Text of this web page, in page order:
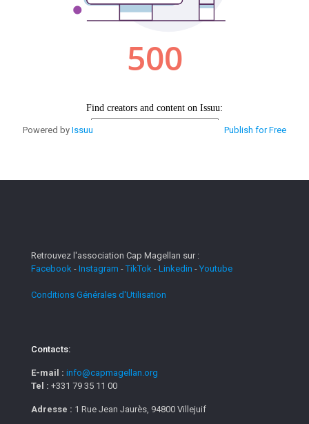
Powered by Issuu Publish for Free
Retrouvez l'association Cap Magellan sur :
Facebook - Instagram -TikTok - Linkedin - Youtube
Conditions Générales d'Utilisation
Contacts:
E-mail : info@capmagellan.org
Tel : +331 79 35 11 00
Adresse : 1 Rue Jean Jaurès, 94800 Villejuif